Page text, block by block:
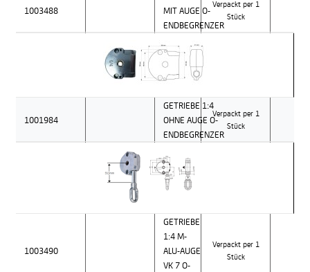
1003488
MIT AUGE O-
ENDBEGRENZER
Verpackt per 1
Stück
1001984
GETRIEBE 1:4
OHNE AUGE O-
ENDBEGRENZER
Verpackt per 1
Stück
1003490
GETRIEBE
1:4 M-
ALU-AUGE
VK 7 O-
Verpackt per 1
Stück